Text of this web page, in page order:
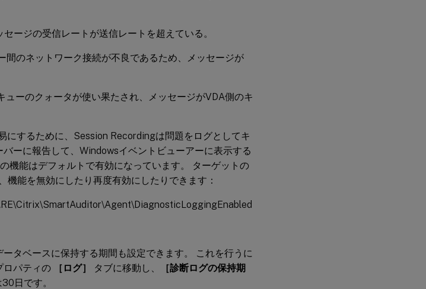
ージの受信レートが送信レートを超えている。
のネットワーク接続が不良であるため、メッセージが
ーのクォータが使い果たされ、メッセージがVDA側のキ
にするために、Session Recordingは問題をログとしてキ
ーに報告して、Windowsイベントビューアーに表示する
機能はデフォルトで有効になっています。 ターゲットの
機能を無効にしたり再度有効にしたりできます：
タベースに保持する期間も設定できます。 これを行うに
ロパティの
［ログ］ タブに移動し、
［診断ログの保持期
日です。